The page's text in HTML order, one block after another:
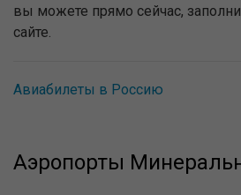
вы можете прямо сейчас,
сайте.
Авиабилеты в Россию
Аэропорты